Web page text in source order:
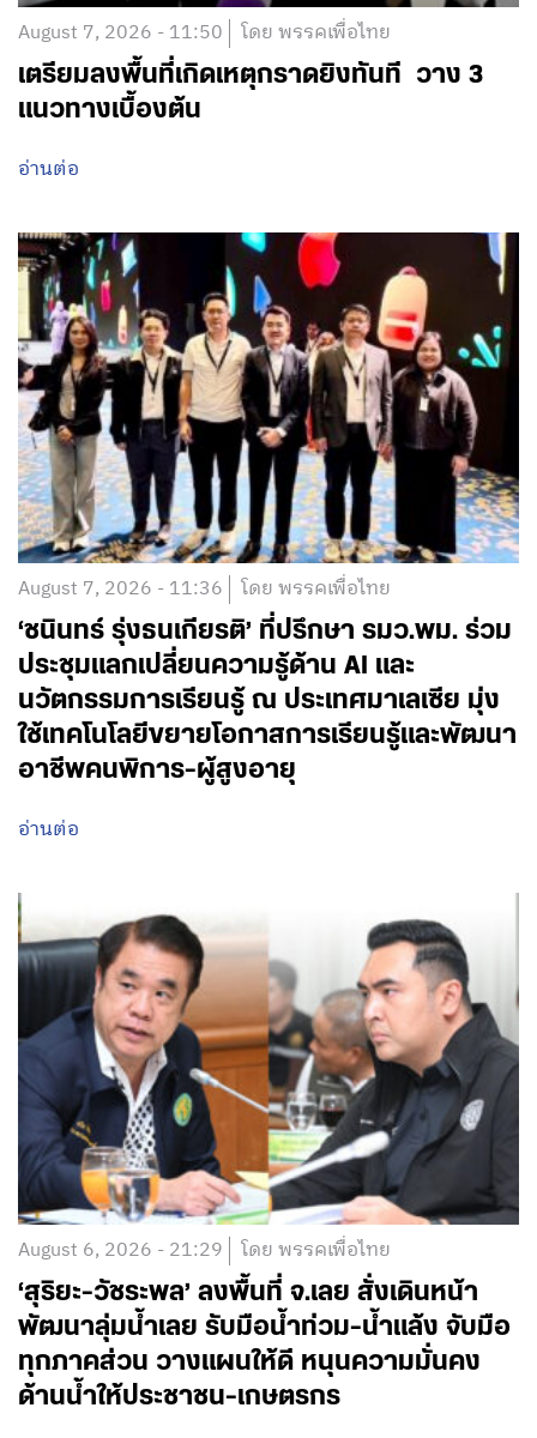
August 7, 2026 - 11:50 โดย พรรคเพื่อไทย
เตรียมลงพื้นที่เกิดเหตุกราดยิงทันที วาง 3
แนวทางเบื้องต้น
อ่านต่อ
August 7, 2026 - 11:36 โดย พรรคเพื่อไทย
‘ชนินทร์ รุ่งธนเกียรติ’ ที่ปรึกษา รมว.พม. ร่วม
ประชุมแลกเปลี่ยนความรู้ด้าน AI และ
นวัตกรรมการเรียนรู้ ณ ประเทศมาเลเซีย มุ่ง
ใช้เทคโนโลยีขยายโอกาสการเรียนรู้และพัฒนา
อาชีพคนพิการ-ผู้สูงอายุ
อ่านต่อ
August 6, 2026 - 21:29 โดย พรรคเพื่อไทย
‘สุริยะ-วัชระพล’ ลงพื้นที่ จ.เลย สั่งเดินหน้า
พัฒนาลุ่มน้ำเลย รับมือน้ำท่วม-น้ำแล้ง จับมือ
ทุกภาคส่วน วางแผนให้ดี หนุนความมั่นคง
ด้านน้ำให้ประชาชน-เกษตรกร